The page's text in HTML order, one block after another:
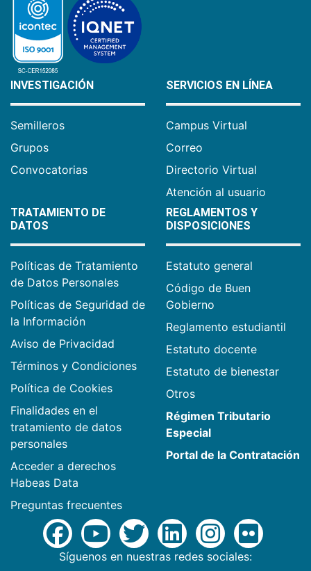
INVESTIGACIÓN
Semilleros
Grupos
Convocatorias
SERVICIOS EN LÍNEA
Campus Virtual
Correo
Directorio Virtual
Atención al usuario
TRATAMIENTO DE
DATOS
Políticas de Tratamiento
de Datos Personales
Políticas de Seguridad de
la Información
Aviso de Privacidad
Términos y Condiciones
Política de Cookies
Finalidades en el
tratamiento de datos
personales
Acceder a derechos
Habeas Data
Preguntas frecuentes
REGLAMENTOS Y
DISPOSICIONES
Estatuto general
Código de Buen
Gobierno
Reglamento estudiantil
Estatuto docente
Estatuto de bienestar
Otros
Régimen Tributario
Especial
Portal de la Contratación
Síguenos en nuestras redes sociales: